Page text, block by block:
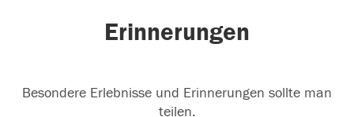
Erinnerungen
Besondere Erlebnisse und Erinnerungen sollte man
teilen.